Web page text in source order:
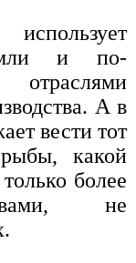
и по-
А в
вести тот
какой
более
не